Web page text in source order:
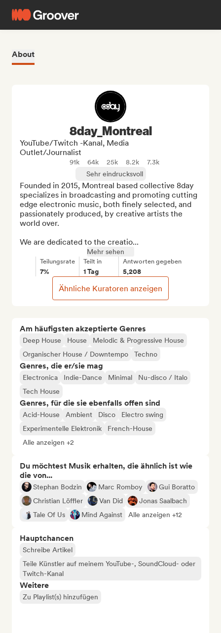
About
Am häufigsten akzeptierte Genres
Deep House House
Melodic & Progressive House
Organischer House / Downtempo
Techno
Genres, die er/sie mag
Electronica Indie-Dance Minimal
Nu-disco / Italo
Tech House
Genres, für die sie ebenfalls offen sind
Acid-House Ambient Disco
Electro swing
Experimentelle Elektronik
French-House
Alle anzeigen +2
Du möchtest Musik erhalten, die ähnlich ist wie
die von...
Stephan Bodzin Marc Romboy
Gui Boratto
Christian Löffler
Van Did
Jonas Saalbach
Tale Of Us
Mind Against Alle anzeigen +12
Hauptchancen
Schreibe Artikel
Teile Künstler auf meinem YouTube-, SoundCloud- oder
Twitch-Kanal
Weitere
Zu Playlist(s) hinzufügen
8day_Montreal
YouTube/Twitch -Kanal, Media
Outlet/Journalist
91k 64k 25k 8.2k
7.3k
Sehr eindrucksvoll
Founded in 2015, Montreal based collective 8day
specializes in broadcasting and promoting cutting
edge electronic music, both finely selected, and
passionately produced, by creative artists the
world over.
We are dedicated to the creatio...
Mehr sehen
Teilungsrate
7%
Teilt in
1 Tag
Antworten gegeben
5,208
Ähnliche Kuratoren anzeigen